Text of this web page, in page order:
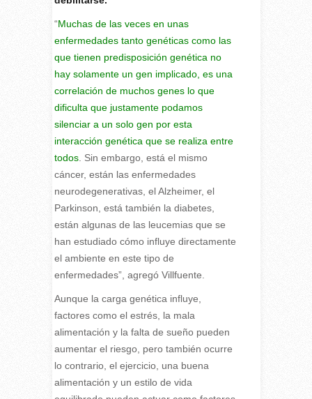
“Muchas de las veces en unas
enfermedades tanto genéticas como las
que tienen predisposición genética no
hay solamente un gen implicado, es una
correlación de muchos genes lo que
dificulta que justamente podamos
silenciar a un solo gen por esta
interacción genética que se realiza entre
todos. Sin embargo, está el mismo
cáncer, están las enfermedades
neurodegenerativas, el Alzheimer, el
Parkinson, está también la diabetes,
están algunas de las leucemias que se
han estudiado cómo influye directamente
el ambiente en este tipo de
enfermedades”, agregó Villfuente.
Aunque la carga genética influye,
factores como el estrés, la mala
alimentación y la falta de sueño pueden
aumentar el riesgo, pero también ocurre
lo contrario, el ejercicio, una buena
alimentación y un estilo de vida